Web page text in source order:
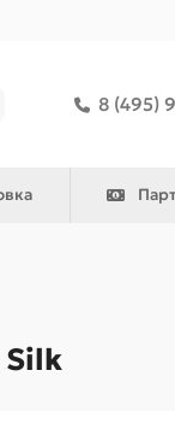
8 (495)